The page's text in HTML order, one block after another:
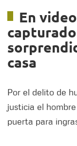
En
casa
Por el delito de
justicia el
puerta para